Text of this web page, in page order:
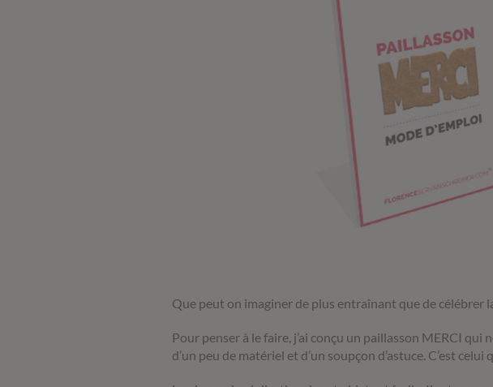
Que peut on imaginer de plus entraînant que de célébrer
Pour penser à le faire, j’ai conçu un paillasson MERCI
d’un peu de matériel et d’un soupçon d’astuce. C’est celui